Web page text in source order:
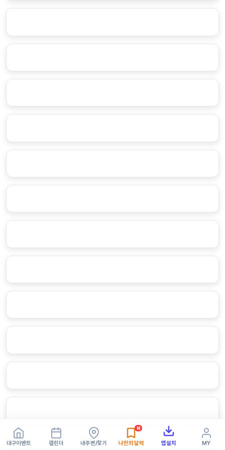
대구이벤트 캘린더 내주변/찾기
N
나만의 달력 앱설치 MY